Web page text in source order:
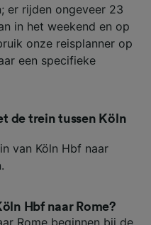
er rijden ongeveer 23
in het weekend en op
onze reisplanner op
een specifieke
de trein tussen Köln
van Köln Hbf naar
Hbf naar Rome?
Rome beginnen bij de